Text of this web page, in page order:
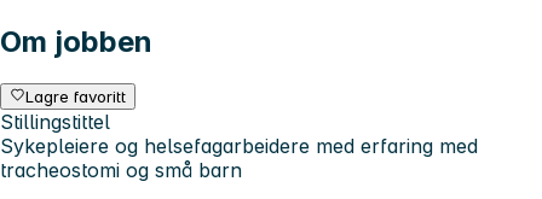
Om jobben
Lagre favoritt
Stillingstittel
Sykepleiere og helsefagarbeidere med erfaring med
tracheostomi og små barn